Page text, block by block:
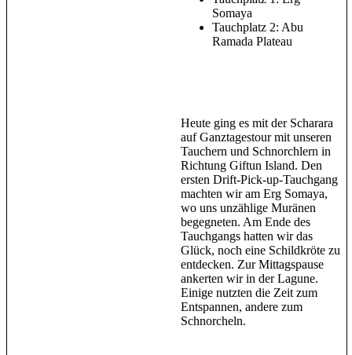
Somaya
Tauchplatz 2: Abu
Ramada Plateau
Heute ging es mit der Scharara
auf Ganztagestour mit unseren
Tauchern und Schnorchlern in
Richtung Giftun Island. Den
ersten Drift-Pick-up-Tauchgang
machten wir am Erg Somaya,
wo uns unzählige Muränen
begegneten. Am Ende des
Tauchgangs hatten wir das
Glück, noch eine Schildkröte zu
entdecken. Zur Mittagspause
ankerten wir in der Lagune.
Einige nutzten die Zeit zum
Entspannen, andere zum
Schnorcheln.